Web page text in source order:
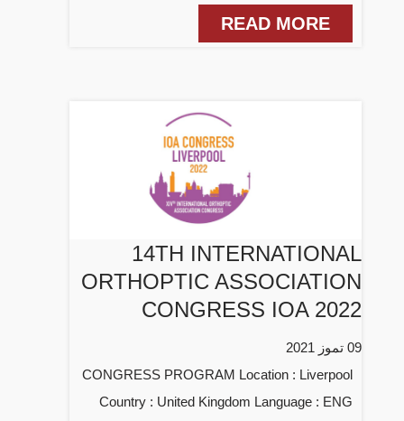
READ MORE
14TH INTERNATIONAL
ORTHOPTIC ASSOCIATION
CONGRESS IOA 2022
09 تموز 2021
CONGRESS PROGRAM Location : Liverpool
Country : United Kingdom Language : ENG